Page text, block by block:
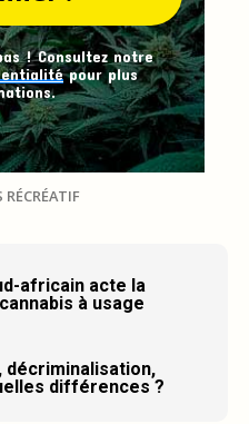
! Consultez notre
pour plus
africain acte la
à usage
décriminalisation,
différences ?